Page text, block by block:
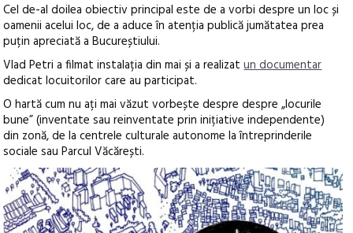
Cel de-al doilea obiectiv principal este de a vorbi despre un loc și
oamenii acelui loc, de a aduce în atenția publică jumătatea prea
puțin apreciată a Bucureștiului.
Vlad Petri a filmat instalația din mai și a realizatun documentar
dedicat locuitorilor care au participat.
O hartă cum nu ați mai văzut vorbește despre despre „locurile
bune” (inventate sau reinventate prin inițiative independente)
din zonă, de la centrele culturale autonome la întreprinderile
sociale sau Parcul Văcărești.